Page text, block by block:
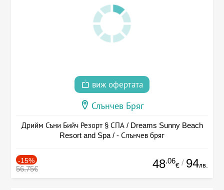
виж офертата
Слънчев Бряг
Дрийм Съни Бийч Резорт § СПА / Dreams Sunny Beach
Resort and Spa / - Слънчев бряг
-15%
56.75€ 48.06
€ / 94лв.